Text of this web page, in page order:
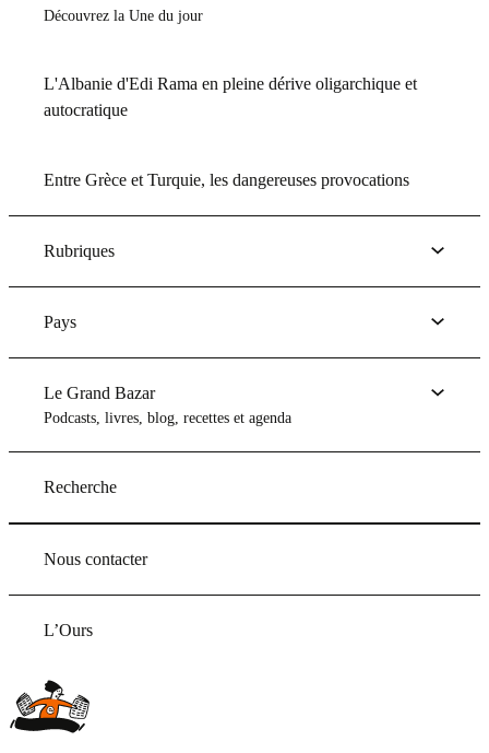
Découvrez la Une du jour
L'Albanie d'Edi Rama en pleine dérive oligarchique et
autocratique
Entre Grèce et Turquie, les dangereuses provocations
Rubriques
Pays
Le Grand Bazar
Podcasts, livres, blog, recettes et agenda
Recherche
Nous contacter
L’Ours